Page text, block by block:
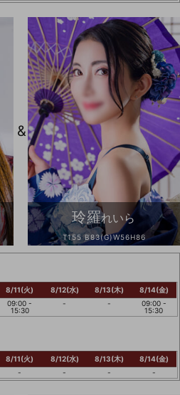
&
玲羅れいら
T155 B83(G)W56H86
8/11(火)
09:00 -
15:30
8/12(水)
-
8/13(木)
-
8/14(金)
09:00 -
15:30
8/11(火)
-
8/12(水)
-
8/13(木)
-
8/14(金)
-